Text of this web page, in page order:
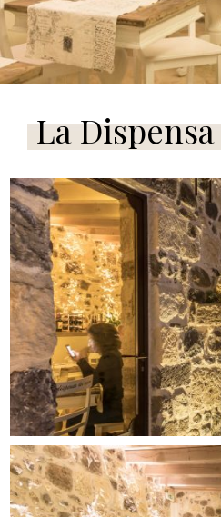
La